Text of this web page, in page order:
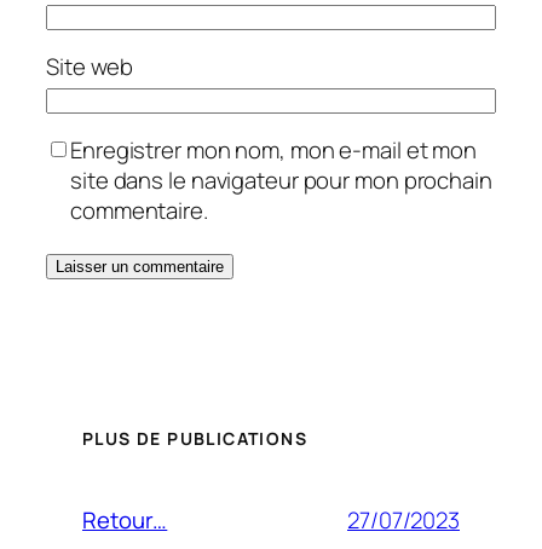
Site web
Enregistrer mon nom, mon e-mail et mon
site dans le navigateur pour mon prochain
commentaire.
PLUS DE PUBLICATIONS
Retour… 27/07/2023